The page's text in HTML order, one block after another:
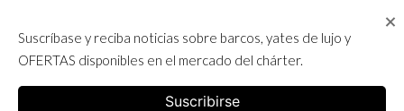
content
ALQUILER DE YATES EN IBIZA
Suscríbase y reciba noticias sobre barcos, yates de lujo y
OFERTAS disponibles en el mercado del chárter.
Suscribirse